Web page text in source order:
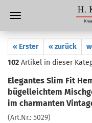
« Erster « zurück
102 Artikel in dieser
Elegantes Slim Fit
bügelleichtem
im charmanten
(Art.Nr.: 5029)